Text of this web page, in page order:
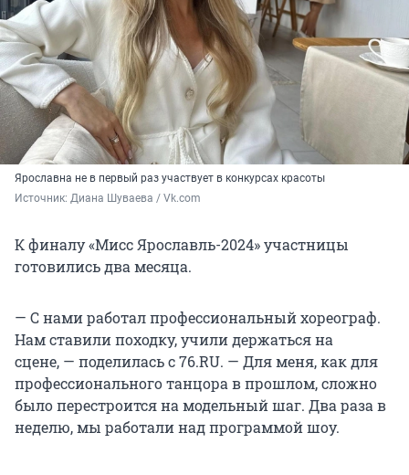
Ярославна не в первый раз участвует в конкурсах красоты
Источник: Диана Шуваева / Vk.com
К финалу «Мисс Ярославль-2024» участницы
готовились два месяца.
— С нами работал профессиональный хореограф.
Нам ставили походку, учили держаться на
сцене, — поделилась с 76.RU. — Для меня, как для
профессионального танцора в прошлом, сложно
было перестроится на модельный шаг. Два раза в
неделю, мы работали над программой шоу.